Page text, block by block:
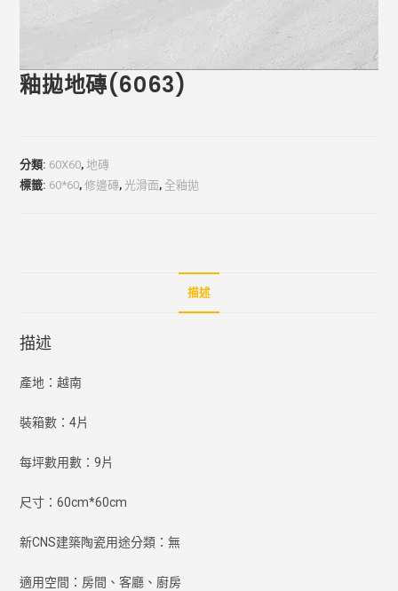
釉拋地磚(6063)
分類: 60X60, 地磚
標籤: 60*60,修邊磚, 光滑面, 全釉拋
描述
描述
產地：越南
裝箱數：4片
每坪數用數：9片
尺寸：60cm*60cm
新CNS建築陶瓷用途分類：無
適用空間：房間、客廳、廚房